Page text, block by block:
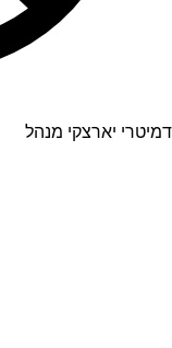
דמיטרי יארצקי מנהל